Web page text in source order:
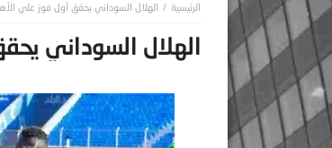
الهلال السوداني يحقق أول فوز علي الأهلي
الهلال السوداني يحقق